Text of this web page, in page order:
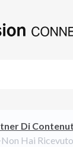
Di
Non Hai